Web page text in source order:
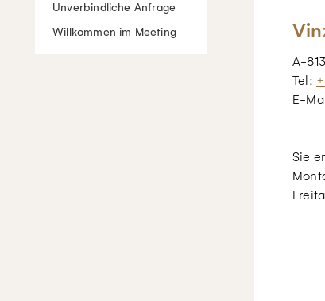
Unverbindliche Anfrage
Willkommen im Meeting
A-
Tel:
E-
Sie